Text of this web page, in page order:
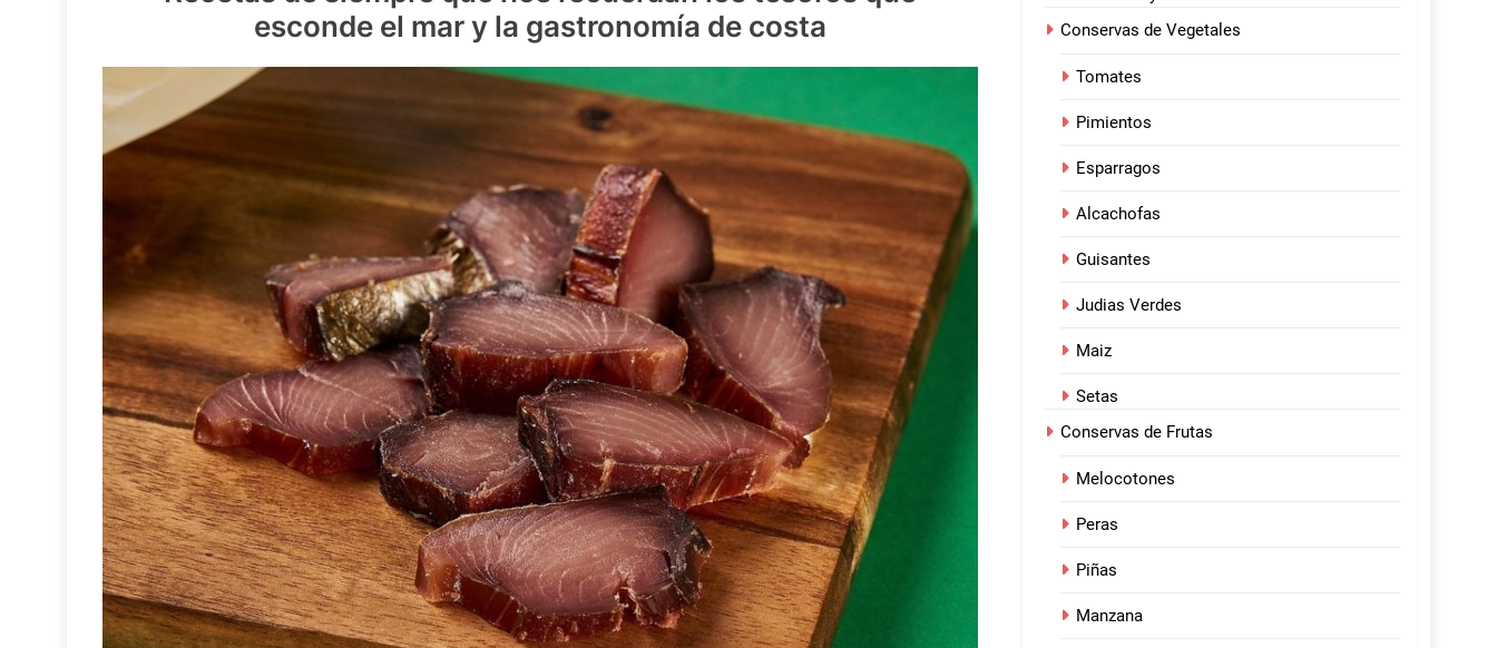
esconde el mar y la gastronomía de costa
Conservas de Vegetales
Tomates
Pimientos
Esparragos
Alcachofas
Guisantes
Judias Verdes
Maiz
Setas
Conservas de Frutas
Melocotones
Peras
Piñas
Manzana